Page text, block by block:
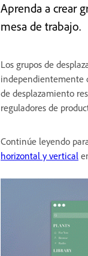
Aprenda a crear
mesa de trabajo.
Los grupos de
independientemente
de desplazamiento
reguladores de
Continúe leyendo
horizontal y vertical